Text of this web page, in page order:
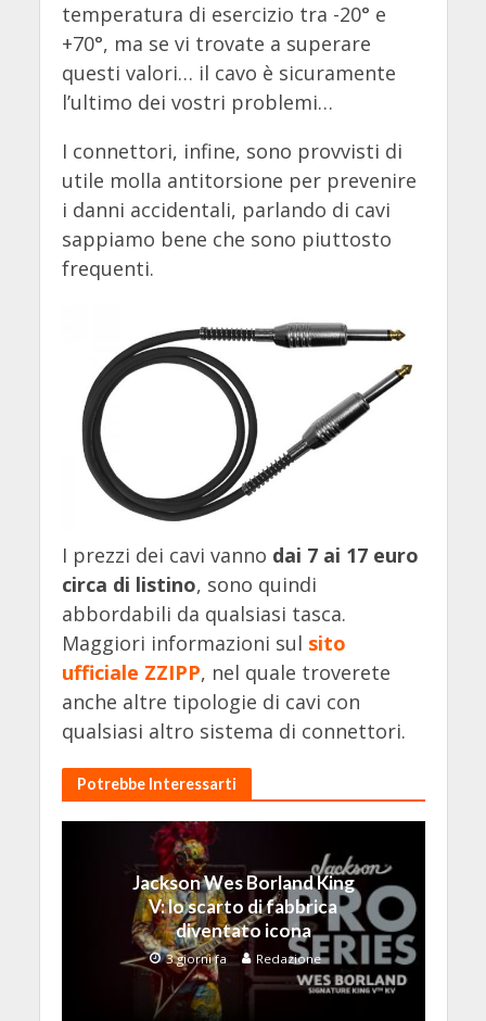
temperatura di esercizio tra -20° e
+70°, ma se vi trovate a superare
questi valori… il cavo è sicuramente
l’ultimo dei vostri problemi…
I connettori, infine, sono provvisti di
utile molla antitorsione per prevenire
i danni accidentali, parlando di cavi
sappiamo bene che sono piuttosto
frequenti.
I prezzi dei cavi vanno dai 7 ai 17 euro
circa di listino, sono quindi
abbordabili da qualsiasi tasca.
Maggiori informazioni sul sito
ufficiale ZZIPP, nel quale troverete
anche altre tipologie di cavi con
qualsiasi altro sistema di connettori.
Potrebbe Interessarti
Jackson Wes Borland King
V: lo scarto di fabbrica
diventato icona
3 giorni fa Redazione